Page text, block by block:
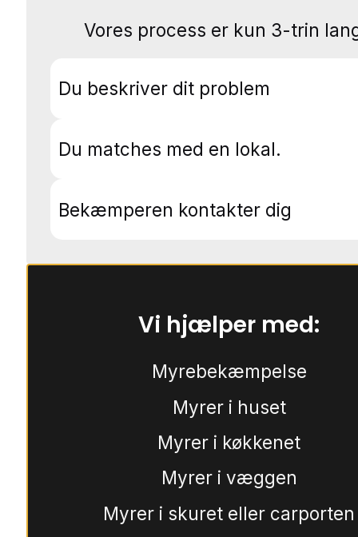
Vores process er kun 3-trin
Du beskriver dit problem
Du matches med en lokal.
Bekæmperen kontakter dig
Vi hjælper med:
Myrebekæmpelse
Myrer i huset
Myrer i køkkenet
Myrer i væggen
Myrer i skuret eller carporten